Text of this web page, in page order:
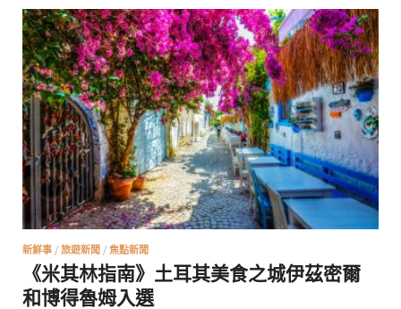
新鮮事 / 旅遊新聞 / 焦點新聞
《米其林指南》土耳其美食之城伊茲密爾
和博得魯姆入選